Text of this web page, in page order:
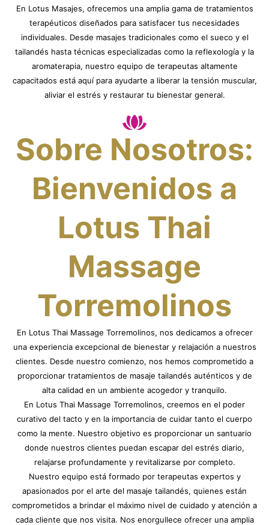
En Lotus Masajes, ofrecemos una amplia gama de tratamientos
terapéuticos diseñados para satisfacer tus necesidades
individuales. Desde masajes tradicionales como el sueco y el
tailandés hasta técnicas especializadas como la reflexología y la
aromaterapia, nuestro equipo de terapeutas altamente
capacitados está aquí para ayudarte a liberar la tensión muscular,
aliviar el estrés y restaurar tu bienestar general.
Sobre Nosotros:
Bienvenidos a
Lotus Thai
Massage
Torremolinos
En Lotus Thai Massage Torremolinos, nos dedicamos a ofrecer
una experiencia excepcional de bienestar y relajación a nuestros
clientes. Desde nuestro comienzo, nos hemos comprometido a
proporcionar tratamientos de masaje tailandés auténticos y de
alta calidad en un ambiente acogedor y tranquilo.
En Lotus Thai Massage Torremolinos, creemos en el poder
curativo del tacto y en la importancia de cuidar tanto el cuerpo
como la mente. Nuestro objetivo es proporcionar un santuario
donde nuestros clientes puedan escapar del estrés diario,
relajarse profundamente y revitalizarse por completo.
Nuestro equipo está formado por terapeutas expertos y
apasionados por el arte del masaje tailandés, quienes están
comprometidos a brindar el máximo nivel de cuidado y atención a
cada cliente que nos visita. Nos enorgullece ofrecer una amplia